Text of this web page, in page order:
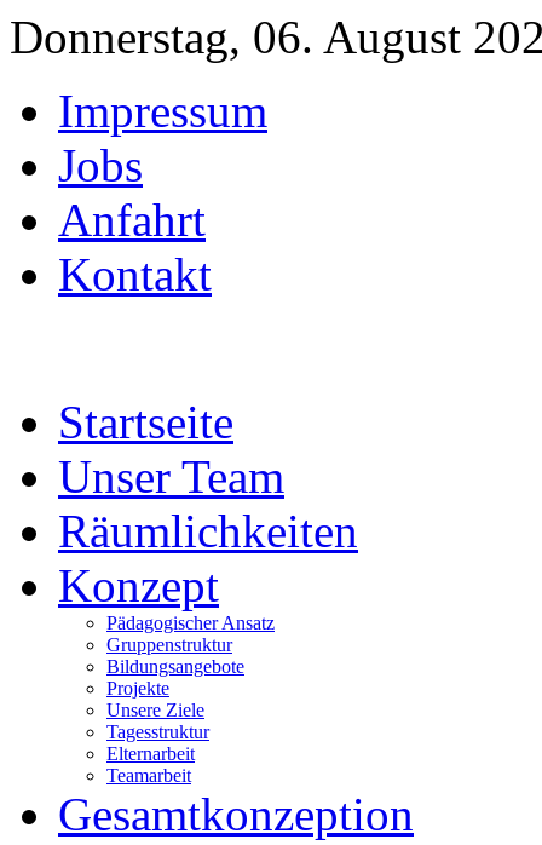
Donnerstag, 06. August
Impressum
Jobs
Anfahrt
Kontakt
Startseite
Unser Team
Räumlichkeiten
Konzept
Pädagogischer Ansatz
Gruppenstruktur
Bildungsangebote
Projekte
Unsere Ziele
Tagesstruktur
Elternarbeit
Teamarbeit
Gesamtkonzeption